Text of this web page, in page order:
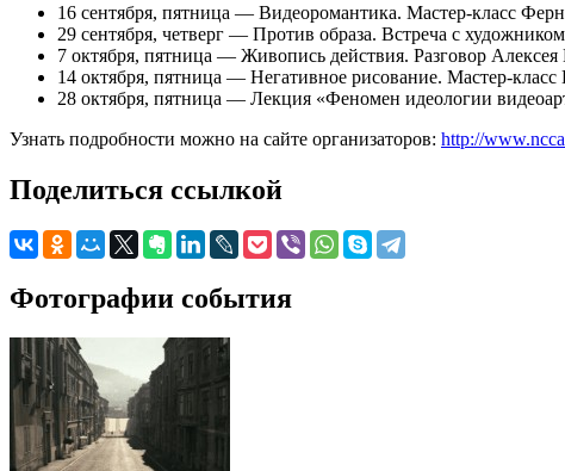
16 сентября, пятница — Видеоромантика. Мастер-класс
29 сентября, четверг — Против образа. Встреча с
7 октября, пятница — Живопись действия. Разговор
14 октября, пятница — Негативное рисование. Мастер-
28 октября, пятница — Лекция «Феномен идеологии
Узнать подробности можно на сайте организаторов: http://
Поделиться ссылкой
Фотографии события